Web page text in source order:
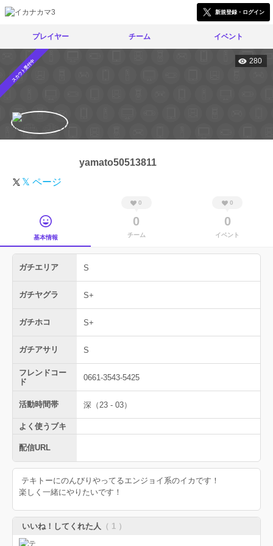
新規登録・ログイン
プレイヤー チーム イベント
スカウト受付中 280
yamato50513811
𝕏 ページ
基本情報
0
0
チーム
0
0
イベント
ガチエリア S
ガチヤグラ S+
ガチホコ S+
ガチアサリ S
フレンドコー
ド
0661-3543-5425
活動時間帯 深（23 - 03）
よく使うブキ
配信URL
テキトーにのんびりやってるエンジョイ系のイカです！
楽しく一緒にやりたいです！
いいね！してくれた人 （ 1 ）